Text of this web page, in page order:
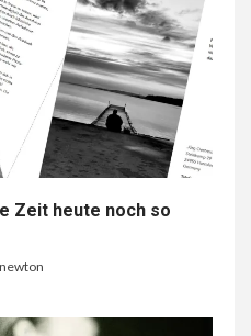
Zeit heute noch so